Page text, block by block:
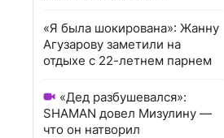
«Я была шокирована»: Жанну
Агузарову заметили на
отдыхе с 22-летнем парнем
«Дед разбушевался»:
SHAMAN довел Мизулину —
что он натворил